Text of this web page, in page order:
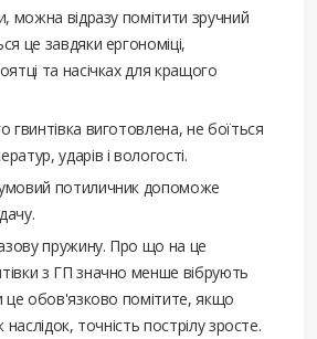
можна відразу помітити зручний
це завдяки ергономіці,
та насічках для кращого
гвинтівка виготовлена, не боїться
ударів і вологості.
потиличник допоможе
пружину. Про що на це
з ГП значно менше вібрують
це обов'язково помітите, якщо
наслідок, точність пострілу зросте.